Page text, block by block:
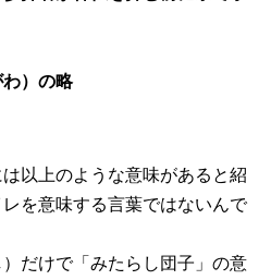
）の略
以上のような意味があると紹
を意味する言葉ではないんで
だけで「みたらし団子」の意